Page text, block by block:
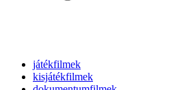
játékfilmek
kisjátékfilmek